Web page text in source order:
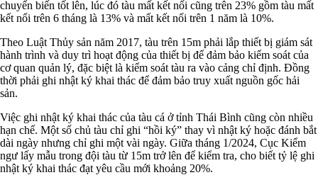
chuyển biến tốt lên, lúc đó tàu mất kết nối cũng trên 23% gồm tàu mất
kết nối trên 6 tháng là 13% và mất kết nối trên 1 năm là 10%.
Theo Luật Thủy sản năm 2017, tàu trên 15m phải lắp thiết bị giám sát
hành trình và duy trì hoạt động của thiết bị để đảm bảo kiểm soát của
cơ quan quản lý, đặc biệt là kiểm soát tàu ra vào cảng chỉ định. Đồng
thời phải ghi nhật ký khai thác để đảm bảo truy xuất nguồn gốc hải
sản.
Việc ghi nhật ký khai thác của tàu cá ở tỉnh Thái Bình cũng còn nhiều
hạn chế. Một số chủ tàu chỉ ghi “hồi ký” thay vì nhật ký hoặc đánh bắt
dài ngày nhưng chỉ ghi một vài ngày. Giữa tháng 1/2024, Cục Kiểm
ngư lấy mẫu trong đội tàu từ 15m trở lên để kiểm tra, cho biết tỷ lệ ghi
nhật ký khai thác đạt yêu cầu mới khoảng 20%.